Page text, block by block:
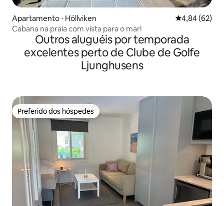
Apartamento ⋅ Höllviken 4,84 de uma
4,84 (62)
Cabana na praia com vista para o mar!
Outros aluguéis por temporada
excelentes perto de Clube de Golfe
Ljunghusens
Preferido dos hóspedes
Preferido dos hóspedes